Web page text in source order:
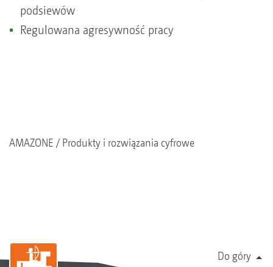
podsiewów
Regulowana agresywność pracy
AMAZONE Produkty i rozwiązania cyfrowe
Do góry